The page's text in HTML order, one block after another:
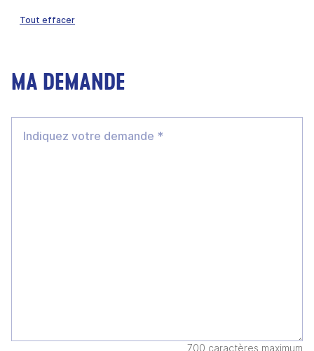
Tout effacer
MA DEMANDE
700 caractères maximum